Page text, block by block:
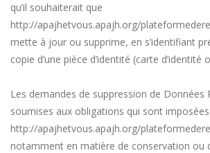
qu’il souhaiterait que
http://apajhetvous.apajh.org/
mette à jour ou supprime, en s’identifiant
copie d’une pièce d’identité (carte d’identité
Les demandes de suppression de Données
soumises aux obligations qui sont
http://apajhetvous.apajh.org/
notamment en matière de conservation ou